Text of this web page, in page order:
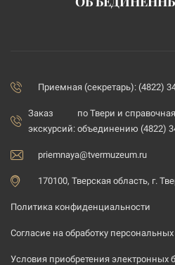
Приемная (секретарь): (4822)
Заказ
экскурсий:
по Твери и
объединению (4822)
priemnaya@tvermuzeum.ru
170100, Тверская область, г.
Политика конфиденциальности
Согласие на обработку
Условия приобретения электронных